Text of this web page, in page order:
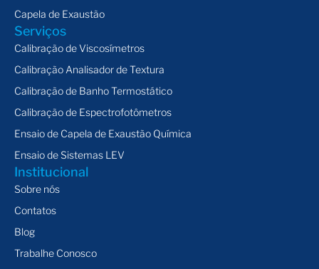
Capela de Exaustão
Serviços
Calibração de Viscosímetros
Calibração Analisador de Textura
Calibração de Banho Termostático
Calibração de Espectrofotômetros
Ensaio de Capela de Exaustão Química
Ensaio de Sistemas LEV
Institucional
Sobre nós
Contatos
Blog
Trabalhe Conosco